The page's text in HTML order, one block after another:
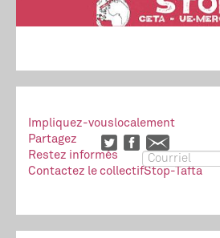
Impliquez-vouslocalement
Partagez
Restez informés
Contactez le collectifStop-Tafta